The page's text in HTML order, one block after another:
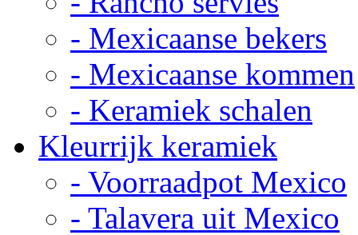
- Mexicaanse bekers
- Mexicaanse kommen
- Keramiek schalen
Kleurrijk keramiek
- Voorraadpot Mexico
- Talavera uit Mexico